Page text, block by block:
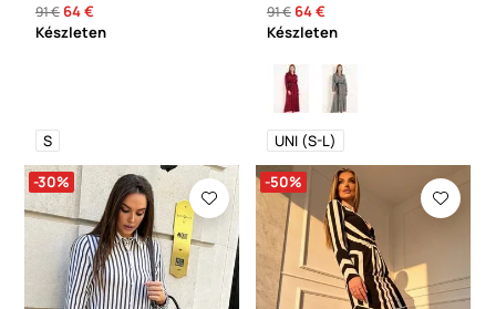
91 € 64 €
Készleten
S
91 € 64 €
Készleten
UNI (S-L)
-30% -50%